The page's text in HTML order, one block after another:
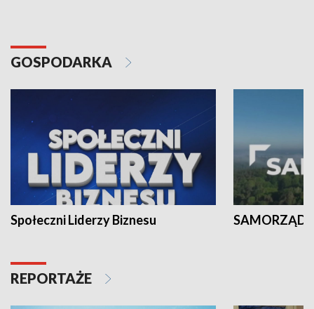
GOSPODARKA
Społeczni Liderzy Biznesu SAMORZĄD
REPORTAŻE